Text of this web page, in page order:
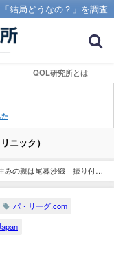
結局どうなの？」を調査
QOL研究所とは
ニック）
みの親は尾暮沙織｜振り付け
パ・リーグ.com